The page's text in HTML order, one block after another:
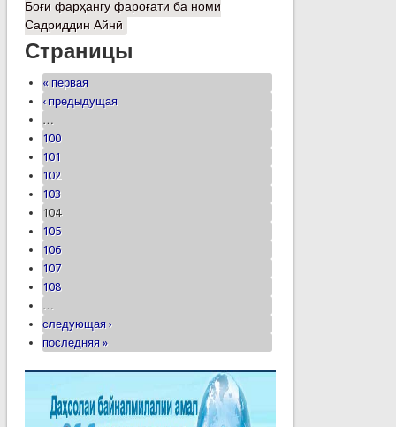
Боғи фарҳангу фароғати ба номи
Садриддин Айнӣ
Страницы
« первая
‹ предыдущая
…
100
101
102
103
104
105
106
107
108
…
следующая ›
последняя »